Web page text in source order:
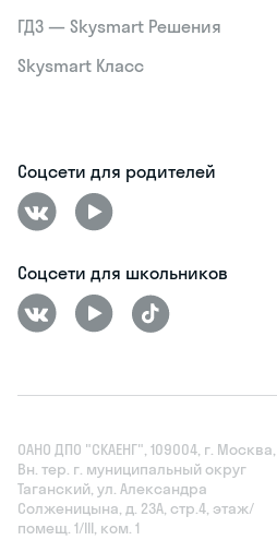
ГДЗ — Skysmart Решения
Skysmart Класс
Соцсети для родителей
Соцсети для школьников
ОАНО ДПО "СКАЕНГ", 109004, г. Москва,
Вн. тер. г. муниципальный округ
Таганский, ул. Александра
Солженицына, д. 23А, стр.4, этаж/
помещ. 1/III, ком. 1